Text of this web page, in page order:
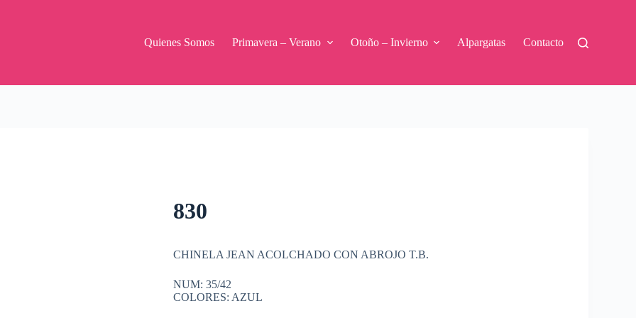
Quienes Somos Primavera – Verano Otoño – Invierno Alpargatas Contacto
830
CHINELA JEAN ACOLCHADO CON ABROJO T.B.
NUM: 35/42
COLORES: AZUL